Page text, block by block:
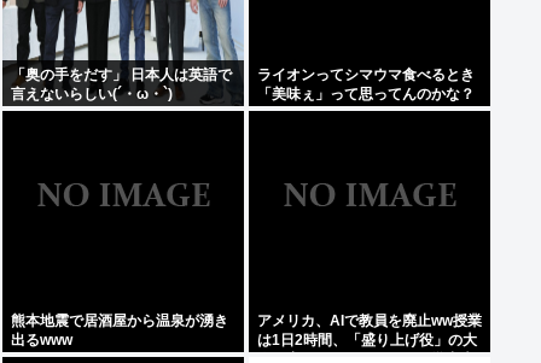
「奥の手をだす」 日本人は英語で
言えないらしい(´・ω・`)
ライオンってシマウマ食べるとき
「美味ぇ」って思ってんのかな？
熊本地震で居酒屋から温泉が湧き
出るwww
アメリカ、AIで教員を廃止ww授業
は1日2時間、「盛り上げ役」の大